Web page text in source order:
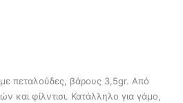
με πεταλούδες, βάρους 3,5gr. Από
και φίλντισι. Κατάλληλο για γάμο,